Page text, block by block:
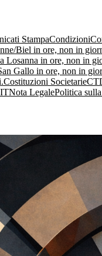
StampaCondizioni
Biel in ore, non in
Losanna in ore, non in
Gallo in ore, non in
Costituzioni Societarie
Nota LegalePolitica